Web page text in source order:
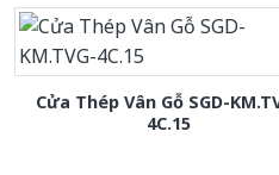
Cửa Thép Vân Gỗ SGD-
4C.15